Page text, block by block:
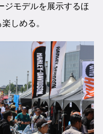
ジモデルを展示するほ
しめる。